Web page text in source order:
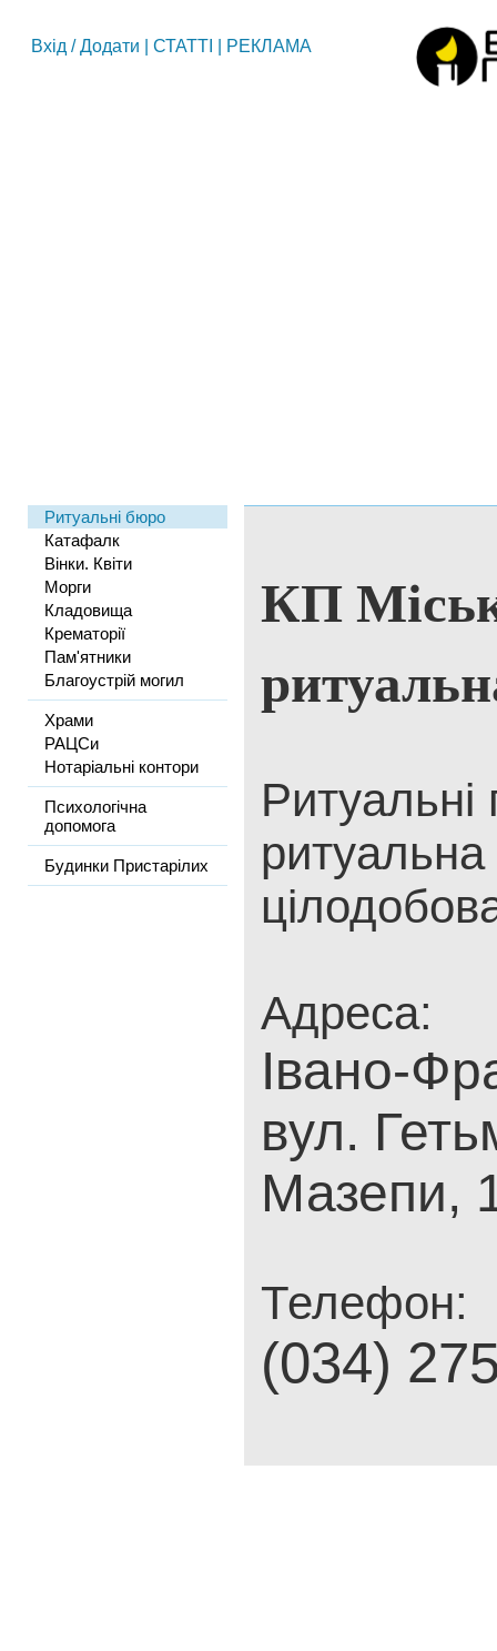
Вхід /Додати СТАТТІ РЕКЛАМА
Ритуальні бюро
Катафалк
Вінки. Квіти
Морги
Кладовища
Крематорії
Пам'ятники
Благоустрій могил
Храми
РАЦСи
Нотаріальні контори
Психологічна
допомога
Будинки Пристарілих
КП
Ритуальні
ритуальна
Адреса:
Івано-
вул.
Мазепи,
Телефон:
(034)